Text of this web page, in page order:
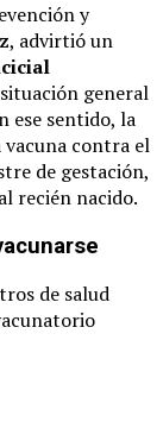
y
, advirtió un
general
ese sentido, la
contra el
de gestación,
recién nacido.
de salud